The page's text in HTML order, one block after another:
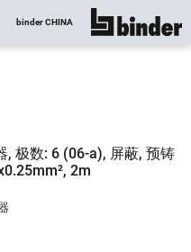
binder CHINA 显示所有
, 极数: 6 (06-a), 屏蔽, 预铸
2m